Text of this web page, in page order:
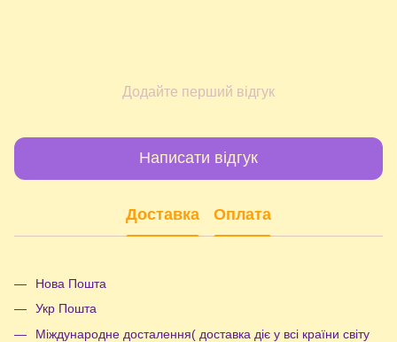
Додайте перший відгук
Написати відгук
Доставка Оплата
Нова Пошта
Укр Пошта
Міждународне досталення( доставка діє у всі країни світу